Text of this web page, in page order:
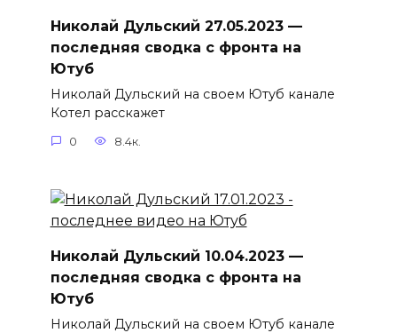
Николай Дульский 27.05.2023 —
последняя сводка с фронта на
Ютуб
Николай Дульский на своем Ютуб канале
Котел расскажет
0 8.4к.
Николай Дульский 10.04.2023 —
последняя сводка с фронта на
Ютуб
Николай Дульский на своем Ютуб канале